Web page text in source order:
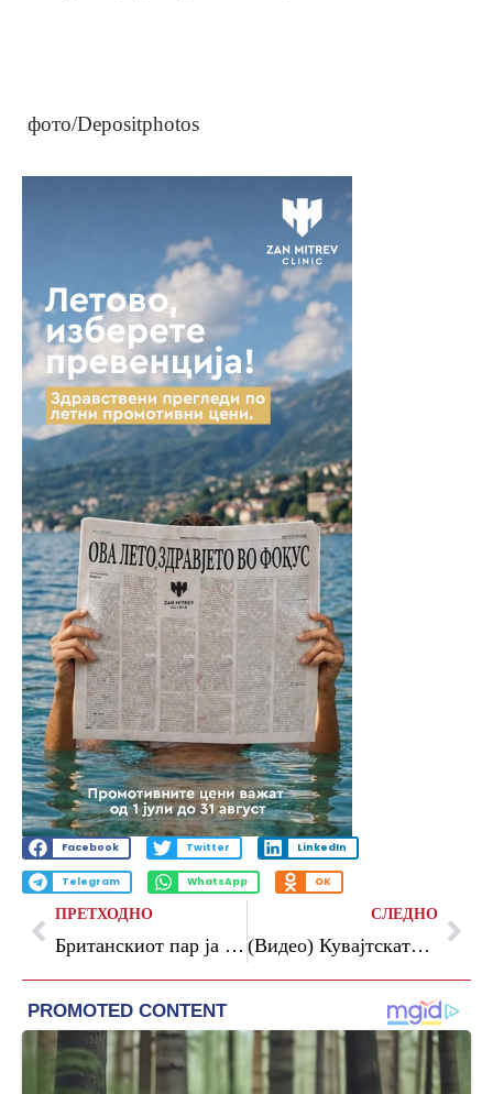
фото/Depositphotos
Facebook Twitter LinkedIn
Telegram WhatsApp OK
ПРЕТХОДНО
Британскиот пар ја изгуби жалбата против затворската казна во Иран
СЛЕДНО
(Видео) Кувајтската војска пресретнува ракетни и напади со дронови